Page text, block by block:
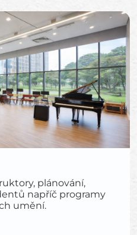
plánování,
napříč programy
umění.